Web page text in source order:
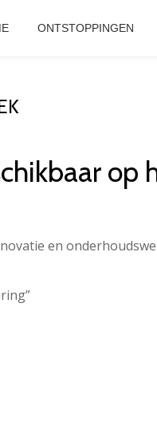
ONTSTOPPINGEN
op
en